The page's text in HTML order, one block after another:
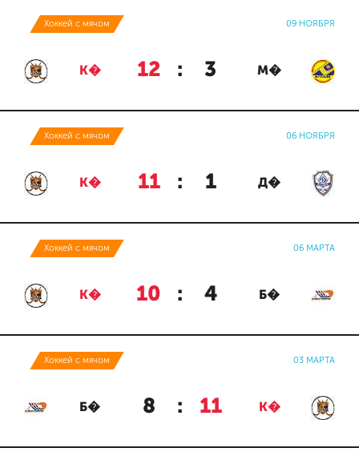
Хоккей с мячом 09 НОЯБРЯ
К� 12 : 3 М�
Хоккей с мячом 06 НОЯБРЯ
К� 11 : 1 Д�
Хоккей с мячом 06 МАРТА
К� 10 : 4 Б�
Хоккей с мячом 03 МАРТА
Б� 8 : 11 К�